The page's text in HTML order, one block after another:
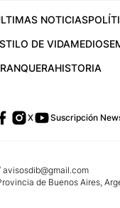
NOTICIAS
DE VIDAMEDIOS
HISTORIA
X Suscripción
avisosdib@gmail.com
de Buenos Aires,